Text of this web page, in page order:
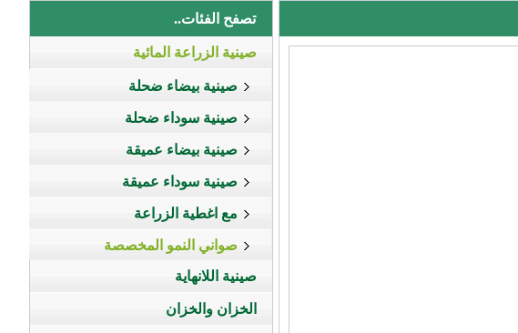
تصفح الفئات..
صينية الزراعة المائية
صينية بيضاء ضحلة
صينية سوداء ضحلة
صينية بيضاء عميقة
صينية سوداء عميقة
مع اغطية الزراعة
صواني النمو المخصصة
صينية اللانهاية
الخزان والخزان